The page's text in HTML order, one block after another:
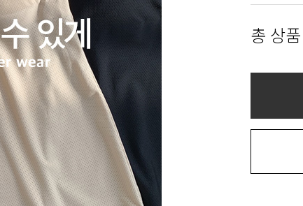
총 상